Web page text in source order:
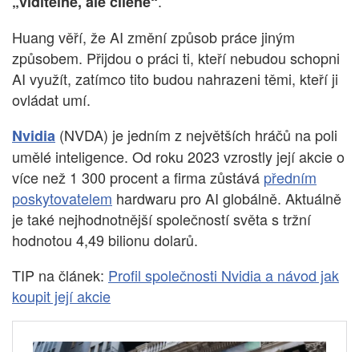
Huang věří, že AI změní způsob práce jiným
způsobem. Přijdou o práci ti, kteří nebudou schopni
AI využít, zatímco tito budou nahrazeni těmi, kteří ji
ovládat umí.
Nvidia (NVDA) je jedním z největších hráčů na poli
umělé inteligence. Od roku 2023 vzrostly její akcie o
více než 1 300 procent a firma zůstává předním
poskytovatelem hardwaru pro AI globálně. Aktuálně
je také nejhodnotnější společností světa s tržní
hodnotou 4,49 bilionu dolarů.
TIP na článek: Profil společnosti Nvidia a návod jak
koupit její akcie